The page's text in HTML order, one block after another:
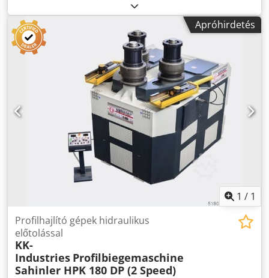
előírásoknak TÖBB MINT 210 REFERENCIÁVAL
RENDELKEZÜNK!
kg Ár: Kérésre - Dokumentáció elérhető: Nem - CE-
tanúsítvány: Nem áll rendelkezésre - Vezérlés:
Hagyományos - Meghajtás: Hidraulikus -
Függőleges/Vízszintes: Vízszintes és függőleges - Hengerek
száma [db]: 3 - Meghajtott hengerek száma [db]: 3 -
Tengelyátmérő [mm]: 75 - Felső henger átmérője [mm]:
225 - Körív kapacitás [mm]: 60 - Szállítási méretek:
1330mm x 1040mm x 1150mm (h x sz x m) - Szállítási
tömeg [kg]: 1800kg - Szállítási csomagok száma [db]: 1
Pénzügyi információk ÁFA: A megadott ár ÁFA nélkül
értendő ÁFA/Árrés adózás: ÁFA levonható vállalkozók
számára Szállítás és beszámítás bármikor lehetséges, ipari
szektorból származó berendezésekre. Lukas van Rossum
Dwjdpfsxuf Sljx Aiusa
Apróhirdetés
1 / 1
Profilhajlító gépek hidraulikus
előtolással
KK-
Industries Profilbiegemaschine
Sahinler HPK 180 DP (2 Speed)